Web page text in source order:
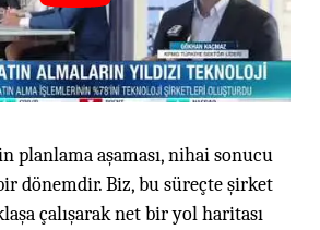
planlama aşaması, nihai sonucu
dönemdir. Biz, bu süreçte şirket
çalışarak net bir yol haritası